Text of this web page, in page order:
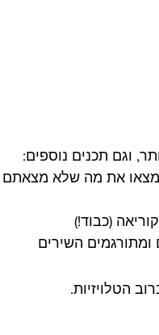
וגם תכנים נוספים:
תמצאו את מה שלא מצאתם
(כבוד!)
השירים
הטלויזיות.